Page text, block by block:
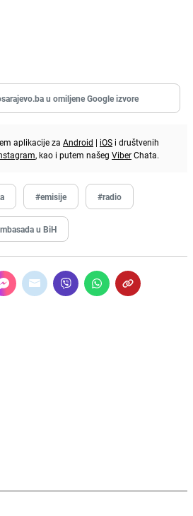
u omiljene Google izvore
aplikacije za Android | iOS i društvenih
, kao i putem našeg ViberChata.
#emisije #radio
u BiH